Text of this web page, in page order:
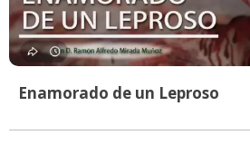
Enamorado de un Leproso